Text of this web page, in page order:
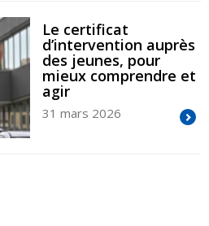
Le certificat
d’intervention auprès
des jeunes, pour
mieux comprendre et
agir
31 mars 2026